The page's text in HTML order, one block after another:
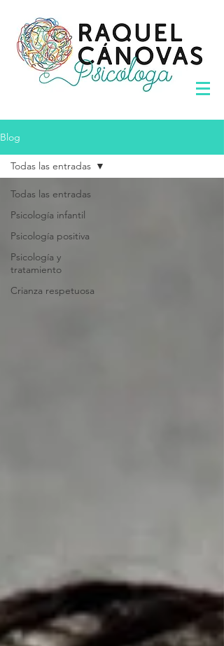
Blog
Todas las entradas
Psicología infantil
Psicología positiva
Psicología y
tratamiento
Crianza respetuosa
Todas las entradas